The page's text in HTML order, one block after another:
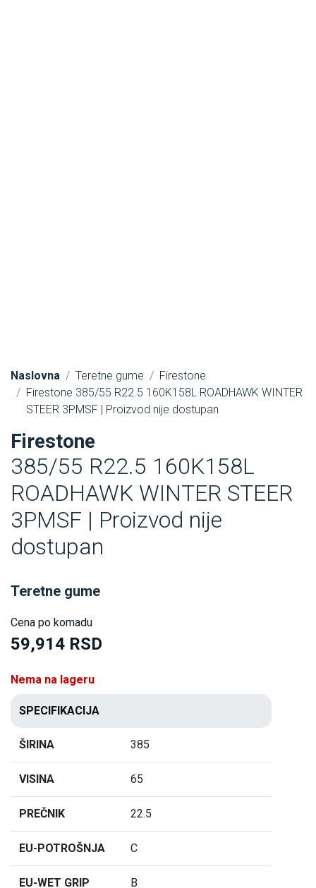
Naslovna Teretne gume
Firestone
Firestone 385/55 R22.5 160K158L ROADHAWK WINTER
STEER 3PMSF | Proizvod nije dostupan
Firestone
385/55 R22.5 160K158L
ROADHAWK WINTER STEER
3PMSF | Proizvod nije
dostupan
Teretne gume
Cena po komadu
59,914 RSD
Nema na lageru
SPECIFIKACIJA
ŠIRINA 385
VISINA 65
PREČNIK 22.5
EU-POTROŠNJA C
EU-WET GRIP B